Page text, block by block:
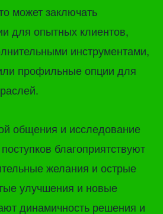
может заключать
для опытных клиентов,
инструментами,
профильные опции для
общения и исследование
благоприятствуют
желания и острые
улучшения и новые
динамичность решения и